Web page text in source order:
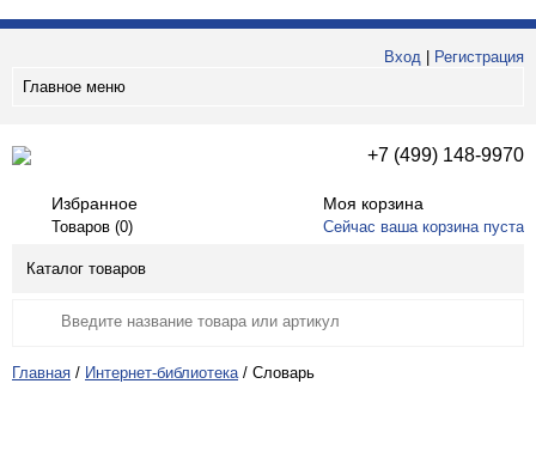
Вход
Регистрация
Главное меню
+7 (499) 148-9970
Избранное
Товаров (0)
Моя корзина
Сейчас ваша корзина пуста
Каталог товаров
Главная / Интернет-библиотека / Словарь